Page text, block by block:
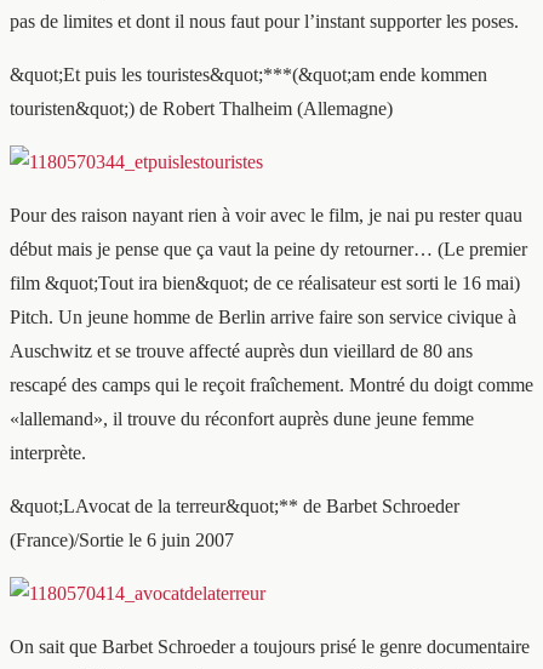
pas de limites et dont il nous faut pour l’instant supporter les poses.
&quot;Et puis les touristes&quot;***(&quot;am ende kommen
touristen&quot;) de Robert Thalheim (Allemagne)
Pour des raison nayant rien à voir avec le film, je nai pu rester quau
début mais je pense que ça vaut la peine dy retourner… (Le premier
film &quot;Tout ira bien&quot; de ce réalisateur est sorti le 16 mai)
Pitch. Un jeune homme de Berlin arrive faire son service civique à
Auschwitz et se trouve affecté auprès dun vieillard de 80 ans
rescapé des camps qui le reçoit fraîchement. Montré du doigt comme
«lallemand», il trouve du réconfort auprès dune jeune femme
interprète.
&quot;LAvocat de la terreur&quot;** de Barbet Schroeder
(France)/Sortie le 6 juin 2007
On sait que Barbet Schroeder a toujours prisé le genre documentaire